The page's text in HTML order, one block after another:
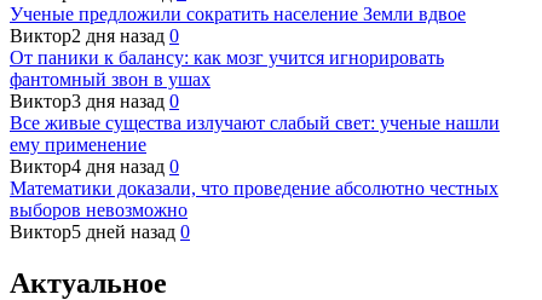
Ученые предложили сократить население Земли вдвое
Виктор2 дня назад 0
От паники к балансу: как мозг учится игнорировать
фантомный звон в ушах
Виктор3 дня назад 0
Все живые существа излучают слабый свет: ученые нашли
ему применение
Виктор4 дня назад 0
Математики доказали, что проведение абсолютно честных
выборов невозможно
Виктор5 дней назад 0
Актуальное